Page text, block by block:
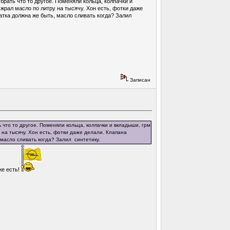
масло по литру на тысячу. Хон есть, фотки даже
должна же быть, масло сливать когда? Залил
Записан
то другое. Поменяли кольца, колпачки и вкладыши, грм
тысячу. Хон есть, фотки даже делали. Клапана
сливать когда? Залил синтетику.
есть!